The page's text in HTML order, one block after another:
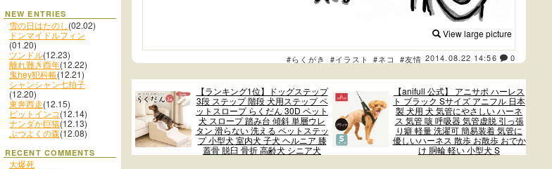
NEW ENTRIES
雪の日はたのし(02.02)
ドンマイドルフィン
(01.20)
ツンドル(12.23)
離れ難き酉年(12.22)
鬼hey犯科帳(12.21)
シャンシャン七拍子
(12.20)
東奔西走(12.15)
ビットインコ(12.14)
ナンダか巨猫(12.13)
ぶつよくの森(12.08)
RECENT COMMENTS
大爆死
View large picture
#らくがき #イラスト #ネコ #友情 2014.08.22 14:56 0
【ランキング1位】ドッグステップ
3段 ステップ 階段 犬用ステップ ペ
ットスロープ らくだん 30D ペット
犬 スロープ 踏み台 傾斜 単層ウレ
タン 滑らない 洗える ペットステッ
プ 小型犬 室内犬 子犬 ヘルニア 膝
蓋骨 脱臼 骨折 高齢犬 シニア犬
【anifull 公式】 アニサポ ハーレス
ト ブラック Sサイズ アニフル 日本
製 犬用 犬 気管にやさしい ハーネ
ス 気管 咳 呼吸器 気管虚脱 引っ張
り癖 軽量 洗濯可 簡易装着 気管に
優しいハーネス 散歩 お散歩 おでか
け 胴輪 軽い 小型犬 S